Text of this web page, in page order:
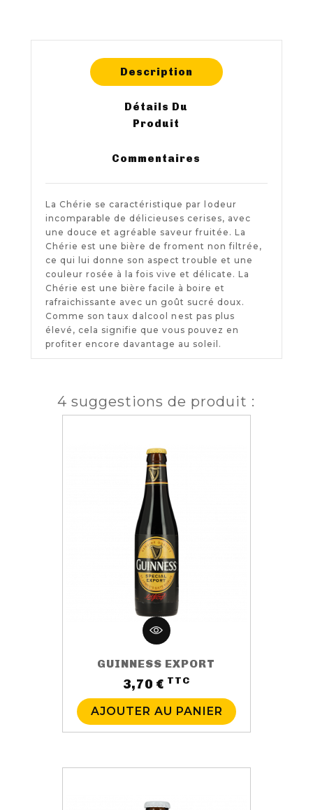
Description
Détails Du
Produit
Commentaires
La Chérie se caractéristique par lodeur
incomparable de délicieuses cerises, avec
une douce et agréable saveur fruitée. La
Chérie est une bière de froment non filtrée,
ce qui lui donne son aspect trouble et une
couleur rosée à la fois vive et délicate. La
Chérie est une bière facile à boire et
rafraichissante avec un goût sucré doux.
Comme son taux dalcool nest pas plus
élevé, cela signifie que vous pouvez en
profiter encore davantage au soleil.
4 suggestions de produit :
GUINNESS EXPORT
3,70 € TTCPrix
AJOUTER AU PANIER